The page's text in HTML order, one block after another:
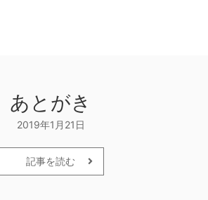
あとがき
2019年1月21日
記事を読む